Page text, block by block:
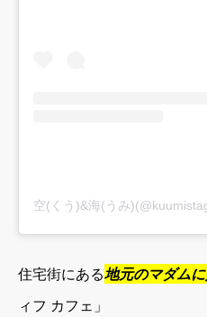
住宅街にある地元のマダム
ィフ カフェ」